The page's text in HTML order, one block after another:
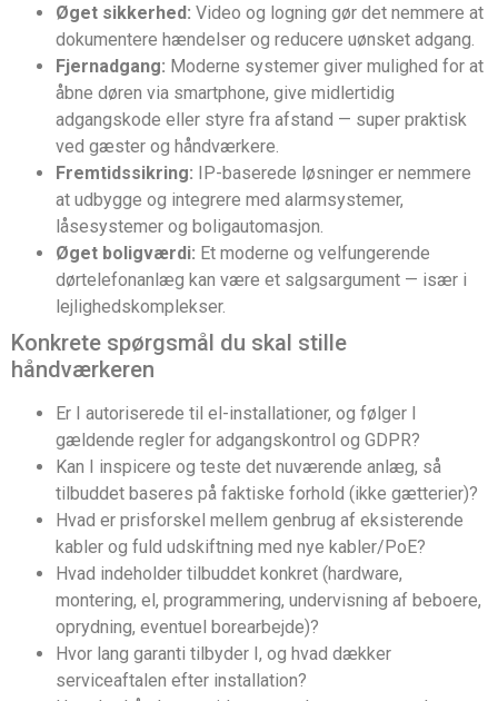
Øget sikkerhed: Video og logning gør det nemmere at
dokumentere hændelser og reducere uønsket adgang.
Fjernadgang: Moderne systemer giver mulighed for at
åbne døren via smartphone, give midlertidig
adgangskode eller styre fra afstand — super praktisk
ved gæster og håndværkere.
Fremtidssikring: IP-baserede løsninger er nemmere
at udbygge og integrere med alarmsystemer,
låsesystemer og boligautomasjon.
Øget boligværdi: Et moderne og velfungerende
dørtelefonanlæg kan være et salgsargument — især i
lejlighedskomplekser.
Konkrete spørgsmål du skal stille
håndværkeren
Er I autoriserede til el-installationer, og følger I
gældende regler for adgangskontrol og GDPR?
Kan I inspicere og teste det nuværende anlæg, så
tilbuddet baseres på faktiske forhold (ikke gætterier)?
Hvad er prisforskel mellem genbrug af eksisterende
kabler og fuld udskiftning med nye kabler/PoE?
Hvad indeholder tilbuddet konkret (hardware,
montering, el, programmering, undervisning af beboere,
oprydning, eventuel borearbejde)?
Hvor lang garanti tilbyder I, og hvad dækker
serviceaftalen efter installation?